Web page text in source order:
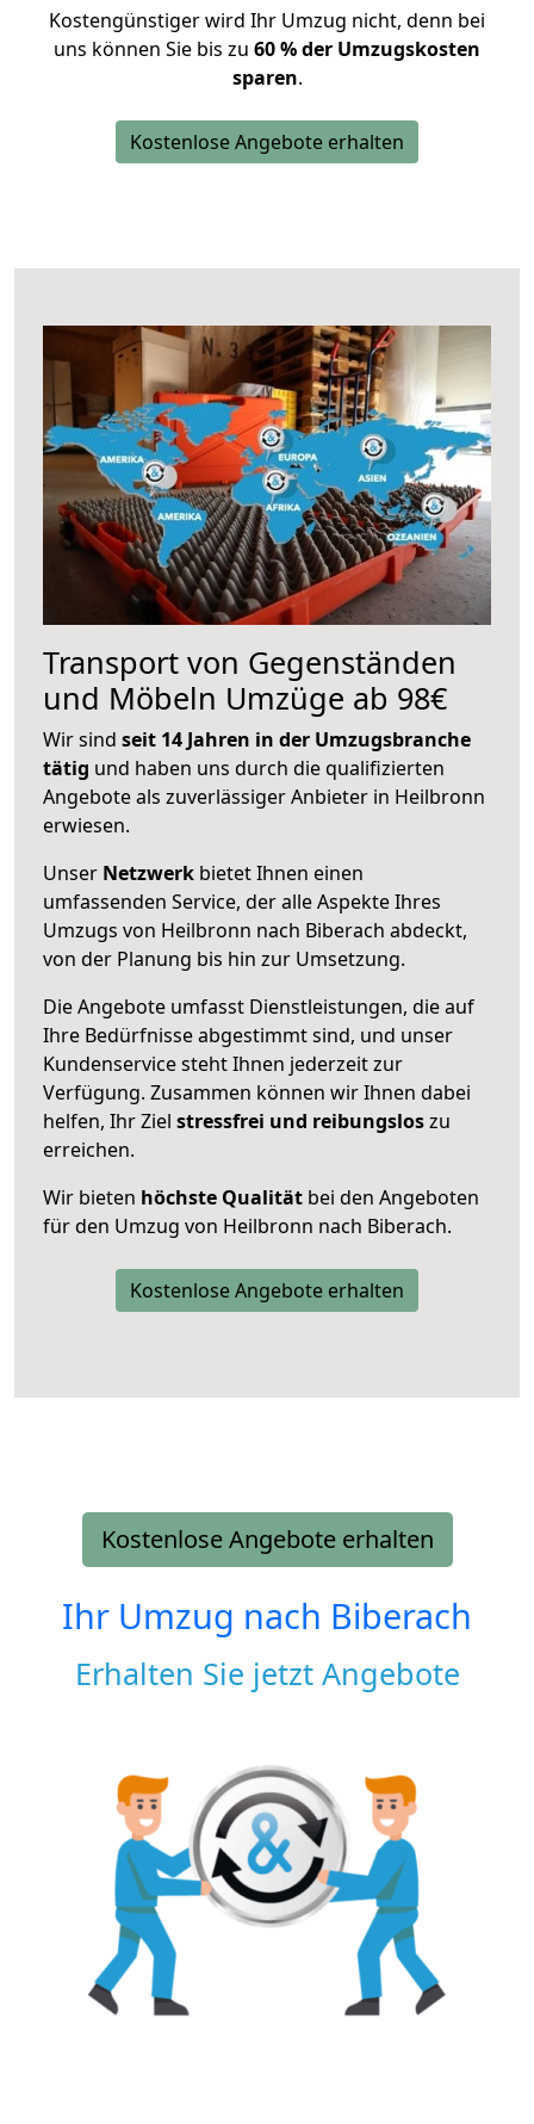
Kostengünstiger wird Ihr Umzug nicht, denn bei
uns können Sie bis zu 60 % der Umzugskosten
sparen.
Kostenlose Angebote erhalten
Transport von Gegenständen
und Möbeln Umzüge ab 98€
Wir sind seit 14 Jahren in der Umzugsbranche
tätig und haben uns durch die qualifizierten
Angebote als zuverlässiger Anbieter in Heilbronn
erwiesen.
Unser Netzwerk bietet Ihnen einen
umfassenden Service, der alle Aspekte Ihres
Umzugs von Heilbronn nach Biberach abdeckt,
von der Planung bis hin zur Umsetzung.
Die Angebote umfasst Dienstleistungen, die auf
Ihre Bedürfnisse abgestimmt sind, und unser
Kundenservice steht Ihnen jederzeit zur
Verfügung. Zusammen können wir Ihnen dabei
helfen, Ihr Ziel stressfrei und reibungsloszu
erreichen.
Wir bieten höchste Qualität bei den Angeboten
für den Umzug von Heilbronn nach Biberach.
Kostenlose Angebote erhalten
Kostenlose Angebote erhalten
Ihr Umzug nach Biberach
Erhalten Sie jetzt Angebote